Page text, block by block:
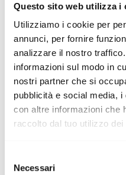
Questo sito web utilizza i
Utilizziamo i cookie per
annunci, per fornire
analizzare il nostro
informazioni sul modo in
nostri partner che si
pubblicità e social media,
con altre informazioni che
raccolto dal tuo utilizzo
delNecessari
guaina elastica
Le pareti laterali si
canalatura del piede del
chiusura totale e opaca.
una perfetta vestibilità,
look professionale